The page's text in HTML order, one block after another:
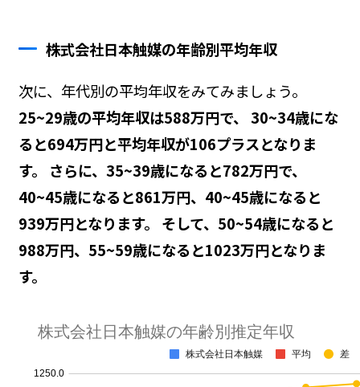
株式会社日本触媒の年齢別平均年収
次に、年代別の平均年収をみてみましょう。
25~29歳の平均年収は588万円で、 30~34歳にな
ると694万円と平均年収が106プラスとなりま
す。 さらに、35~39歳になると782万円で、
40~45歳になると861万円、40~45歳になると
939万円となります。 そして、50~54歳になると
988万円、55~59歳になると1023万円となりま
す。